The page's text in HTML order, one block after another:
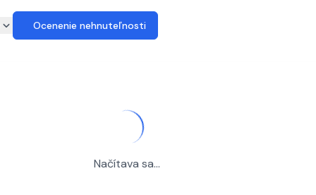
Ocenenie nehnuteľnosti
Načítava sa...